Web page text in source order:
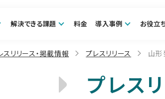
解決できる課題 料金 導入事例 お役立
スリリース・掲載情報 プレスリリース 山形
プレス